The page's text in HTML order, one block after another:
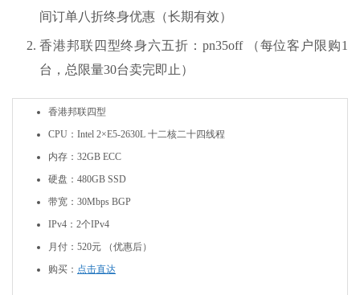
间订单八折终身优惠（长期有效）
香港邦联四型终身六五折：pn35off （每位客户限购1
台，总限量30台卖完即止）
香港邦联四型
CPU：Intel 2×E5-2630L 十二核二十四线程
内存：32GB ECC
硬盘：480GB SSD
带宽：30Mbps BGP
IPv4：2个IPv4
月付：520元 （优惠后）
购买： 点击直达